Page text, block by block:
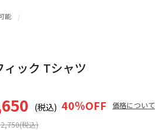
能
ィック Tシャツ
税込)
(税込) 40％OFF 価格について